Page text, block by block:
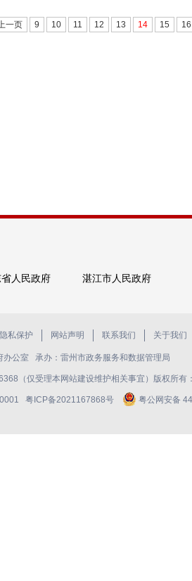
一页 9 10 11 12 13 14 15 16
省人民政府 湛江市人民政府
隐私保护 网站声明 联系我们 关于我们
办公室 承办：雷州市政务服务和数据管理局
（仅受理本网站建设维护相关事宜）版权所有
粤ICP备2021167868号 粤公网安备